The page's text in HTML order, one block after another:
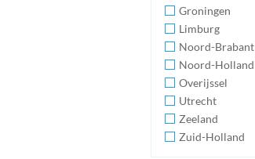
Groningen
Limburg
Noord-Brabant
Noord-Holland
Overijssel
Utrecht
Zeeland
Zuid-Holland